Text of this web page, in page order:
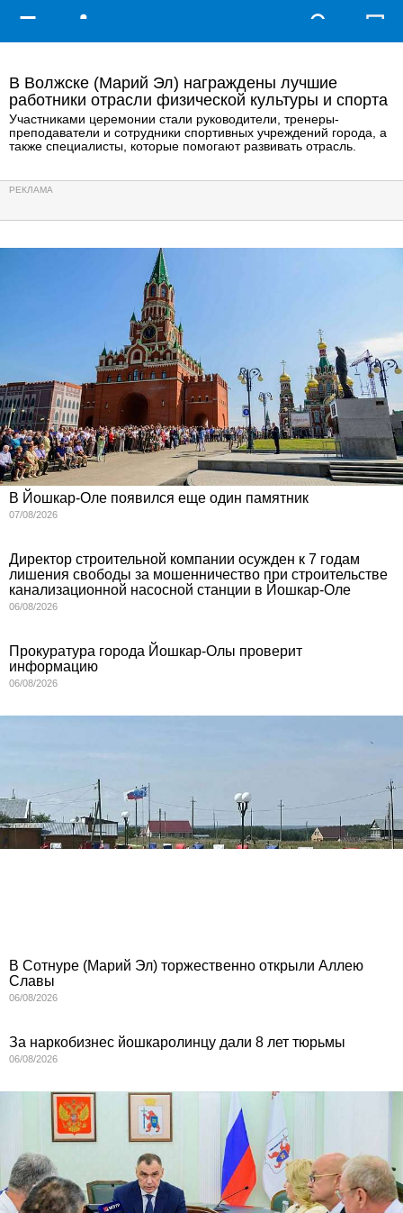
В Волжске (Марий Эл) награждены лучшие
работники отрасли физической культуры и спорта
Участниками церемонии стали руководители, тренеры-
преподаватели и сотрудники спортивных учреждений города, а
также специалисты, которые помогают развивать отрасль.
В Йошкар-Оле появился еще один памятник
07/08/2026
Директор строительной компании осужден к 7 годам
лишения свободы за мошенничество при строительстве
канализационной насосной станции в Йошкар-Оле
06/08/2026
Прокуратура города Йошкар-Олы проверит
информацию
06/08/2026
В Сотнуре (Марий Эл) торжественно открыли Аллею
Славы
06/08/2026
За наркобизнес йошкаролинцу дали 8 лет тюрьмы
06/08/2026